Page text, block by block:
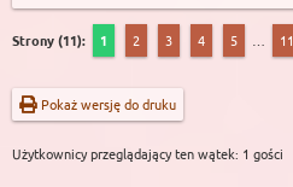
Strony (11): 1 2 3 4 5 11
Pokaż wersję do druku
Użytkownicy przeglądający ten wątek: 1 gości